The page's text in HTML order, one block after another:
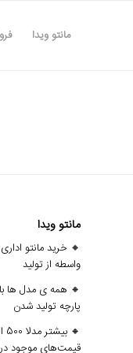
مانتو ویدا
مانتو ویدا
🔸 خرید مانتو
واسطه از تولید
🔸 همه ی مدل ها
پارچه تولید شدن
قیمت‌های موجود در